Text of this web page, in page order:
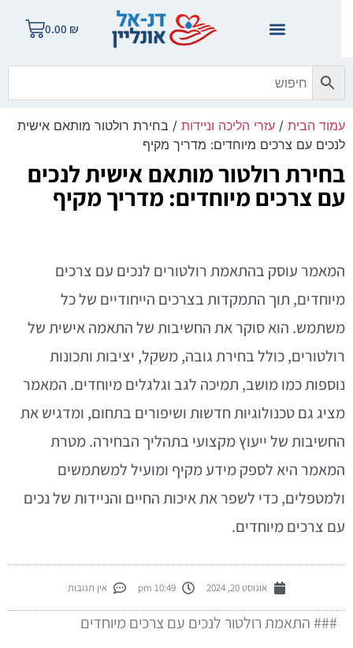
0.00
הבית/ עזרי הליכה וניידות/ בחירת רולטור מותאם אישית
עם צרכים מיוחדים: מדריך מקיף
רולטור מותאם אישית לנכים
צרכים מיוחדים: מדריך מקיף
עוסק בהתאמת רולטורים לנכים עם צרכים
תוך התמקדות בצרכים הייחודיים של כל
הוא סוקר את החשיבות של התאמה אישית של
כולל בחירת גובה, משקל, יציבות ותכונות
כמו מושב, תמיכה לגב וגלגלים מיוחדים. המאמר
גם טכנולוגיות חדשות ושיפורים בתחום, ומדגיש את
של ייעוץ מקצועי בתהליך הבחירה. מטרת
היא לספק מידע מקיף ומועיל למשתמשים
כדי לשפר את איכות החיים והניידות של נכים
צרכים מיוחדים.
אוגוסט 20, 2024 10:49 pm אין תגובות
### התאמת רולטור לנכים עם צרכים מיוחדים